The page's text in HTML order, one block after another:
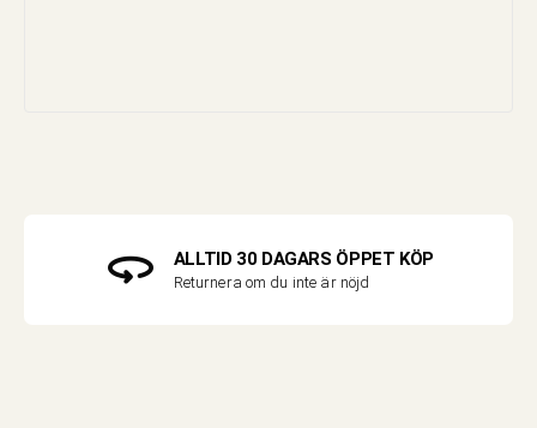
ALLTID 30 DAGARS ÖPPET KÖP
Returnera om du inte är nöjd